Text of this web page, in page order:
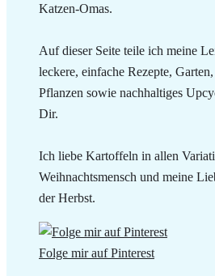
Katzen-Omas.
Auf dieser Seite teile ich meine
leckere, einfache Rezepte,
Pflanzen sowie nachhaltiges
Dir.
Ich liebe Kartoffeln in allen
Weihnachtsmensch und meine
der Herbst.
Folge mir auf Pinterest